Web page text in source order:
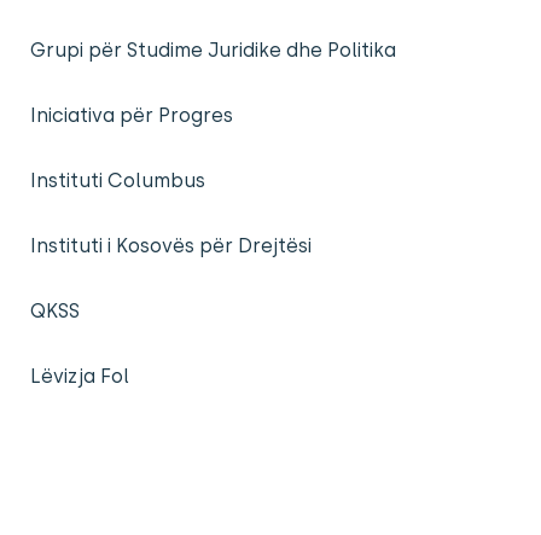
Grupi për Studime Juridike dhe Politika
Iniciativa për Progres
Instituti Columbus
Instituti i Kosovës për Drejtësi
QKSS
Lëvizja Fol